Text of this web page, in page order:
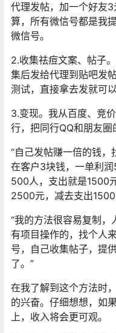
代理发帖，加一个好友
算，所有微信号都是我
微信号。
2.收集祛痘文案、帖子
集后发给代理到贴吧发
测试，直接拿去发就可以
3.变现。我从百度、竞
行，把同行QQ和朋友
“自己发帖赚一倍的钱
在客户3块钱，一单利
500人，支出就是1500
2500元，减去支出
“我的方法很容易复制，
有项目操作的，找个人
号，自己收集帖子，提
了。”
在我了解到这个方法时
的兴奋。仔细想想，如
上，收入将会更可观。